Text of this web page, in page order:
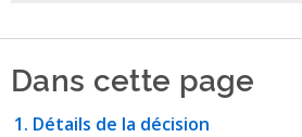
Dans cette page
Détails de la décision